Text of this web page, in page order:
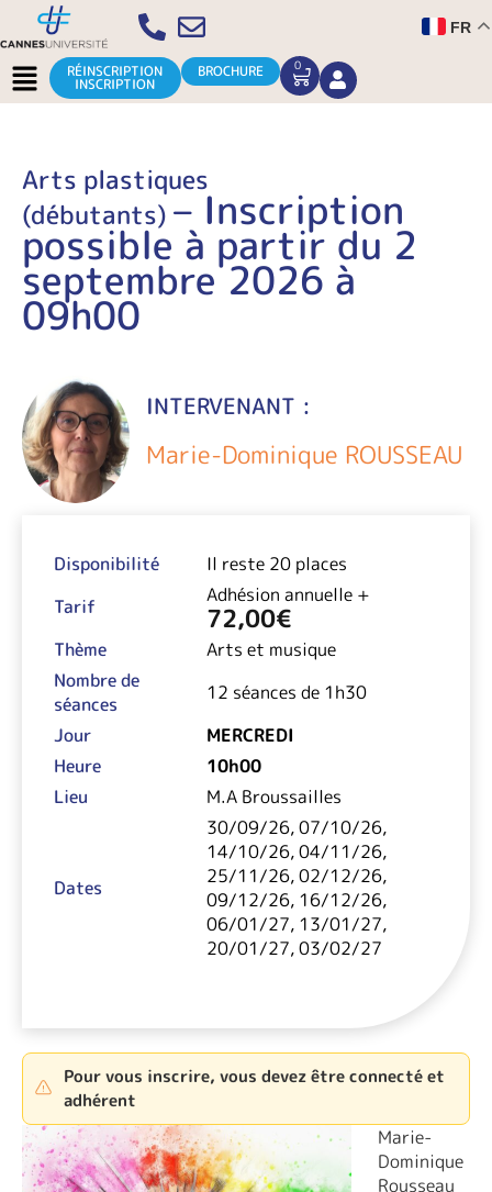
Aller
au
contenu
FR
Menu RÉINSCRIPTION
INSCRIPTION
BROCHURE 0
CART
Arts plastiques
(débutants) – Inscription
possible à partir du 2
septembre 2026 à
09h00
INTERVENANT :
Marie-Dominique ROUSSEAU
Disponibilité
Il reste 20 places
Tarif
Adhésion annuelle +
72,00€
Thème
Arts et musique
Nombre de
séances
12 séances de 1h30
Jour
MERCREDI
Heure
10h00
Lieu
M.A Broussailles
Dates
30/09/26, 07/10/26,
14/10/26, 04/11/26,
25/11/26, 02/12/26,
09/12/26, 16/12/26,
06/01/27, 13/01/27,
20/01/27, 03/02/27
Pour vous inscrire, vous devez être connecté et
adhérent
Marie-
Dominique
Rousseau